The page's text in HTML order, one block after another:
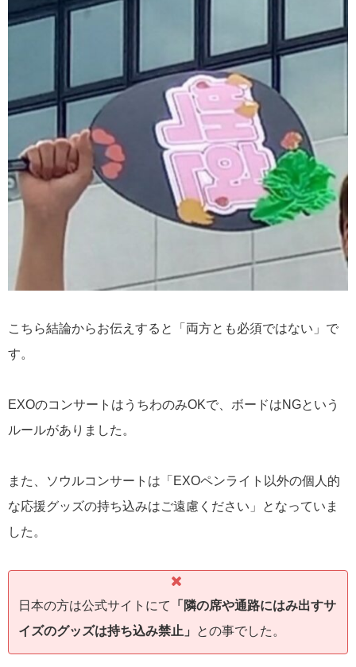
こちら結論からお伝えすると「両方とも必須ではない」で
す。
EXOのコンサートはうちわのみOKで、ボードはNGという
ルールがありました。
また、ソウルコンサートは「EXOペンライト以外の個人的
な応援グッズの持ち込みはご遠慮ください」となっていま
した。
日本の方は公式サイトにて
「隣の席や通路にはみ出すサ
イズのグッズは持ち込み禁止」
との事でした。